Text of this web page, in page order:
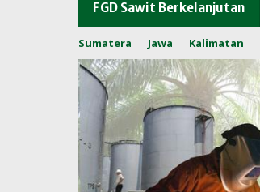
FGD Sawit Berkelanjutan
Sumatera Jawa Kalimatan